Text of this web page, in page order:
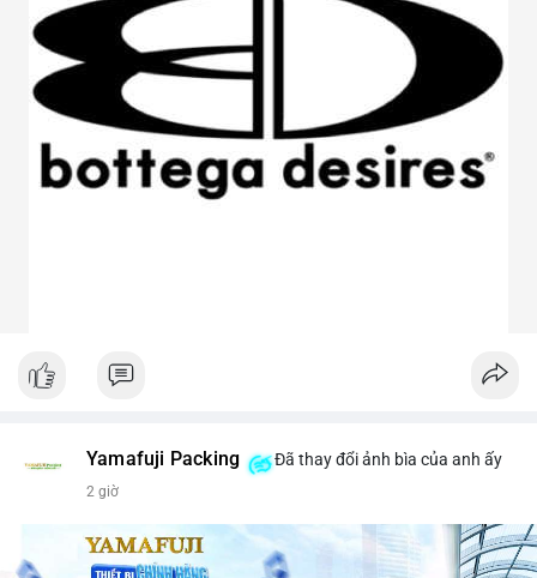
Yamafuji Packing Đã thay đổi ảnh bìa của anh ấy
2 giờ